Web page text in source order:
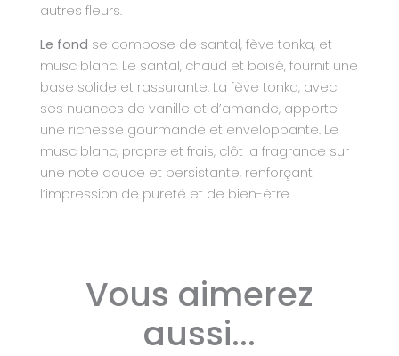
autres fleurs.
Le fond se compose de santal, fève tonka, et
musc blanc. Le santal, chaud et boisé, fournit une
base solide et rassurante. La fève tonka, avec
ses nuances de vanille et d’amande, apporte
une richesse gourmande et enveloppante. Le
musc blanc, propre et frais, clôt la fragrance sur
une note douce et persistante, renforçant
l’impression de pureté et de bien-être.
Vous aimerez
aussi...